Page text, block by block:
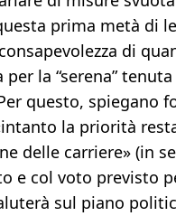
prima metà di
di
la “serena” tenuta
questo, spiegano
la priorità
delle carriere» (in
e col voto previsto
sul piano